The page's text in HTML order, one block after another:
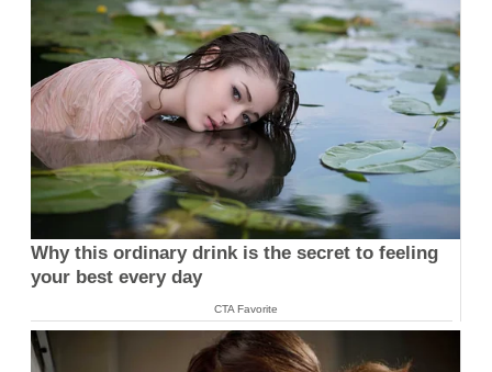
Why this ordinary drink is the secret to feeling
your best every day
CTA Favorite